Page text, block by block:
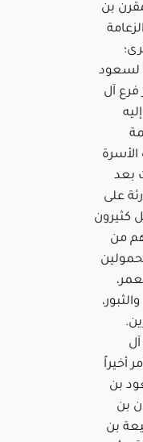
بن
لسعود
فرع آل
الأسرة
بعد
على
كثيرون
من
أخيراً
بن
بن
بن